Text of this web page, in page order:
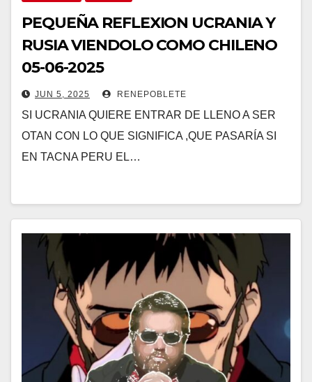
PEQUEÑA REFLEXION UCRANIA Y
RUSIA VIENDOLO COMO CHILENO
05-06-2025
JUN 5, 2025 RENEPOBLETE
SI UCRANIA QUIERE ENTRAR DE LLENO A SER
OTAN CON LO QUE SIGNIFICA ,QUE PASARÍA SI
EN TACNA PERU EL…